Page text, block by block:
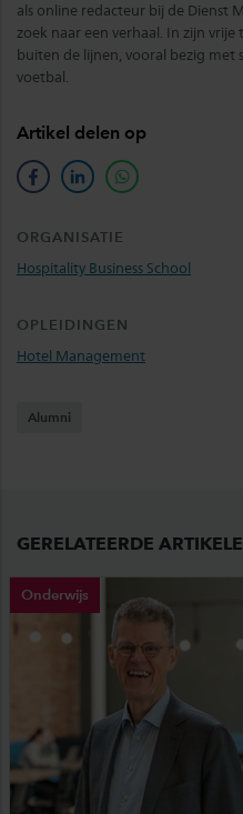
als online redacteur bij de Dienst
zoek naar een verhaal. In zijn
buiten de lijnen, vooral bezig
voetbal.
Artikel delen op
facebooklinkedinwhatsapp
ORGANISATIE
Hospitality Business School
OPLEIDINGEN
Hotel Management
Alumni
GERELATEERDE
Onderwijs